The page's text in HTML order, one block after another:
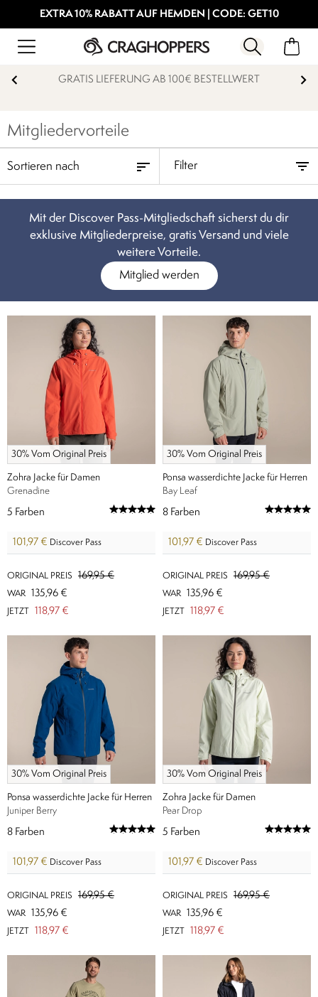
EXTRA 10% RABATT AUF HEMDEN | CODE: GET10
15% STUDENTENRABATT
Mitgliedervorteile
Filter
Mit der Discover Pass-Mitgliedschaft sicherst du dir
exklusive Mitgliederpreise, gratis Versand und viele
weitere Vorteile.
Mitglied werden
30% Vom Original Preis
Zohra Jacke für Damen
Grenadine
5 Farben
101,97 € Discover Pass
ORIGINAL PREIS 169,95 €
WAR 135,96 €
JETZT 118,97 €
30% Vom Original Preis
Ponsa wasserdichte Jacke für Herren
Bay Leaf
8 Farben
101,97 € Discover Pass
ORIGINAL PREIS 169,95 €
WAR 135,96 €
JETZT 118,97 €
30% Vom Original Preis
Ponsa wasserdichte Jacke für Herren
Juniper Berry
8 Farben
101,97 € Discover Pass
ORIGINAL PREIS 169,95 €
WAR 135,96 €
JETZT 118,97 €
30% Vom Original Preis
Zohra Jacke für Damen
Pear Drop
5 Farben
101,97 € Discover Pass
ORIGINAL PREIS 169,95 €
WAR 135,96 €
JETZT 118,97 €